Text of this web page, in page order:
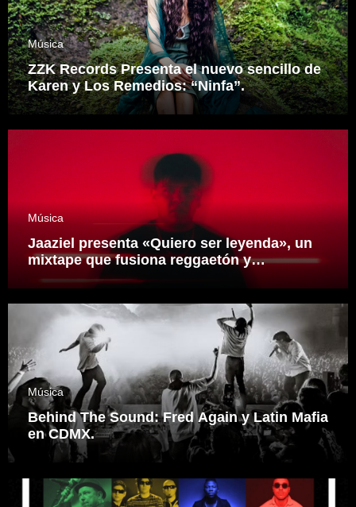
Música
ZZK Records Presenta el nuevo sencillo de
Karen y Los Remedios: “Ninfa”.
Música
Jaaziel presenta «Quiero ser leyenda», un
mixtape que fusiona reggaetón y
electrónica desde una visión propia
inspirado en el sonidero Mexicano.
Música
Behind The Sound: Fred Again y Latin Mafia
en CDMX.